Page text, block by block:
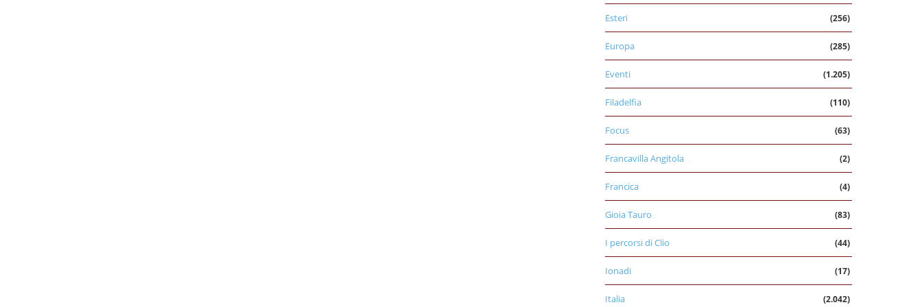
Esteri (256)
Europa (285)
Eventi (1.205)
Filadelfia (110)
Focus (63)
Francavilla Angitola (2)
Francica (4)
Gioia Tauro (83)
I percorsi di Clio (44)
Ionadi (17)
Italia (2.042)